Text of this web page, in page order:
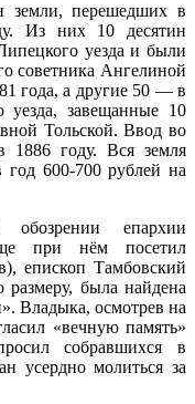
земли, перешедших в
Из них 10 десятин
уезда и были
советника Ангелиной
года, а другие 50 — в
уезда, завещанные 10
Тольской. Ввод во
1886 году. Вся земля
год 600-700 рублей на
епархии
при нём посетил
епископ Тамбовский
была найдена
Владыка, осмотрев на
«вечную память»
собравшихся в
усердно молиться за